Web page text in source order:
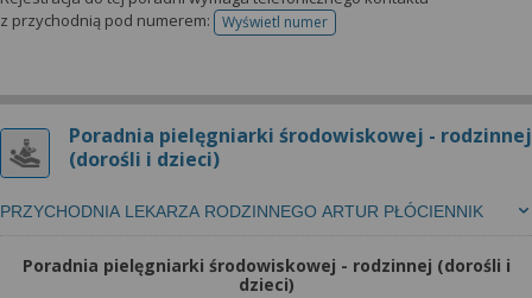
z przychodnią pod numerem:
Wyświetl numertelefonu do rejestracji
Poradnia pielęgniarki środowiskowej - rodzinnej
(dorośli i dzieci)
PRZYCHODNIA LEKARZA RODZINNEGO ARTUR PŁÓCIENNIK
Poradnia pielęgniarki środowiskowej - rodzinnej (dorośli i
dzieci)